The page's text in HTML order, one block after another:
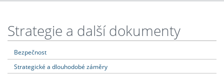
Strategie a další dokumenty
Bezpečnost
Strategické a dlouhodobé záměry